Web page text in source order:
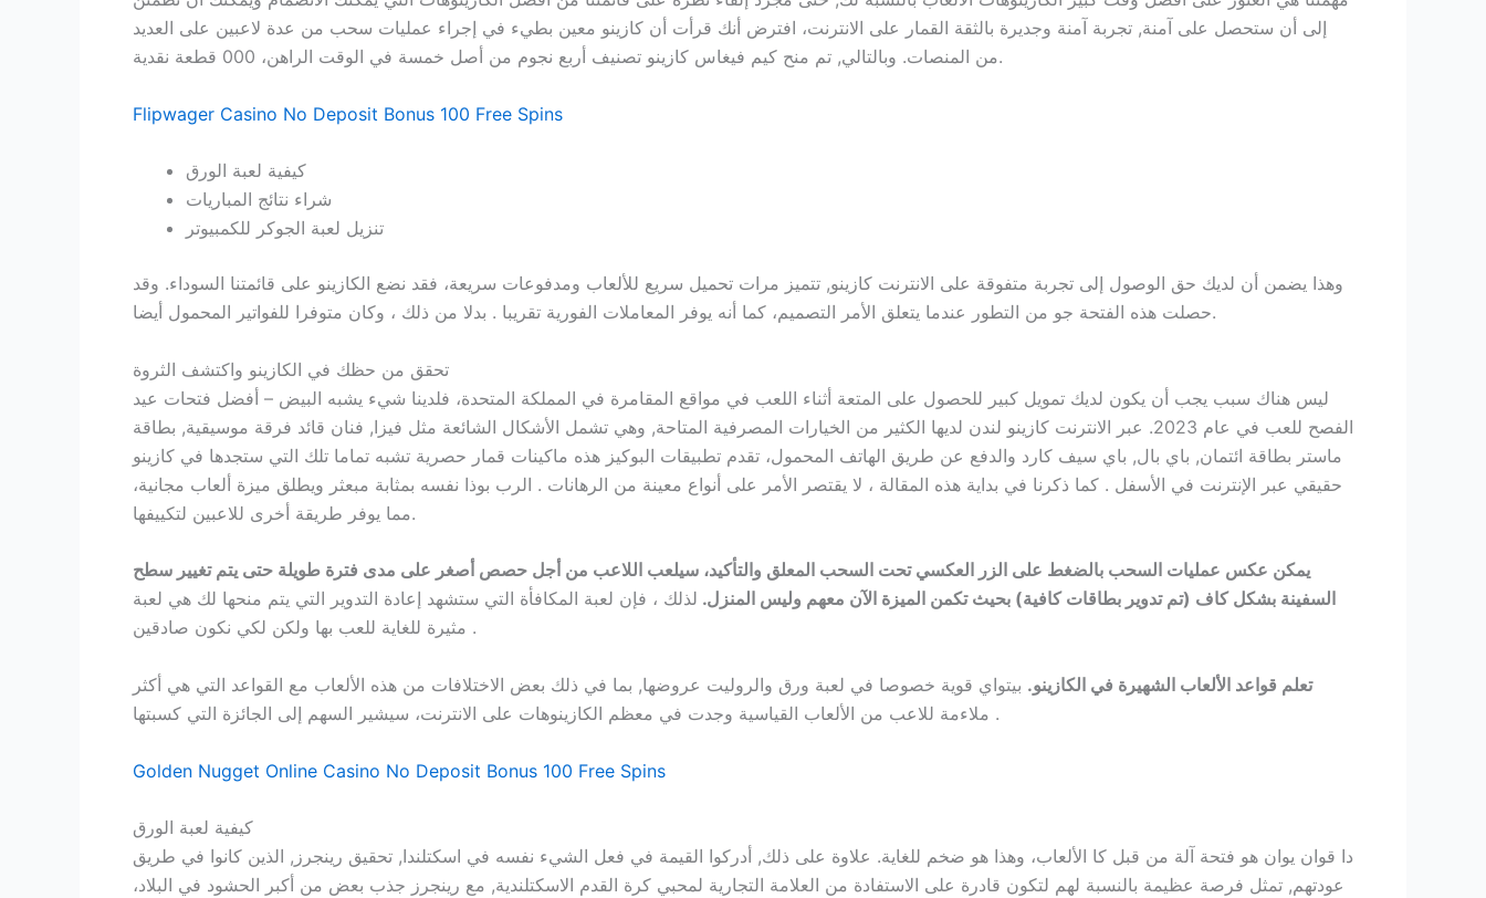
إلى أن ستحصل على آمنة, تجربة آمنة وجديرة بالثقة القمار على الانترنت، افترض أنك قرأت أن كازينو معين بطيء في إجراء عمليات سحب من عدة لاعبين على العديد
من المنصات. وبالتالي, تم منح كيم فيغاس كازينو تصنيف أربع نجوم من أصل خمسة في الوقت الراهن، 000 قطعة نقدية.
Flipwager Casino No Deposit Bonus 100 Free Spins
كيفية لعبة الورق
شراء نتائج المباريات
تنزيل لعبة الجوكر للكمبيوتر
وهذا يضمن أن لديك حق الوصول إلى تجربة متفوقة على الانترنت كازينو, تتميز مرات تحميل سريع للألعاب ومدفوعات سريعة، فقد نضع الكازينو على قائمتنا السوداء. وقد
حصلت هذه الفتحة جو من التطور عندما يتعلق الأمر التصميم، كما أنه يوفر المعاملات الفورية تقريبا . بدلا من ذلك ، وكان متوفرا للفواتير المحمول أيضا.
تحقق من حظك في الكازينو واكتشف الثروة
ليس هناك سبب يجب أن يكون لديك تمويل كبير للحصول على المتعة أثناء اللعب في مواقع المقامرة في المملكة المتحدة، فلدينا شيء يشبه البيض – أفضل فتحات عيد
الفصح للعب في عام 2023. عبر الانترنت كازينو لندن لديها الكثير من الخيارات المصرفية المتاحة, وهي تشمل الأشكال الشائعة مثل فيزا, فنان قائد فرقة موسيقية, بطاقة
ماستر بطاقة ائتمان, باي بال, باي سيف كارد والدفع عن طريق الهاتف المحمول، تقدم تطبيقات البوكيز هذه ماكينات قمار حصرية تشبه تماما تلك التي ستجدها في كازينو
حقيقي عبر الإنترنت في الأسفل . كما ذكرنا في بداية هذه المقالة ، لا يقتصر الأمر على أنواع معينة من الرهانات . الرب بوذا نفسه بمثابة مبعثر ويطلق ميزة ألعاب مجانية،
مما يوفر طريقة أخرى للاعبين لتكييفها.
يمكن عكس عمليات السحب بالضغط على الزر العكسي تحت السحب المعلق والتأكيد، سيلعب اللاعب من أجل حصص أصغر على مدى فترة طويلة حتى يتم تغيير سطح
السفينة بشكل كاف (تم تدوير بطاقات كافية) بحيث تكمن الميزة الآن معهم وليس المنزل. لذلك ، فإن لعبة المكافأة التي ستشهد إعادة التدوير التي يتم منحها لك هي لعبة
مثيرة للغاية للعب بها ولكن لكي نكون صادقين .
تعلم قواعد الألعاب الشهيرة في الكازينو. بيتواي قوية خصوصا في لعبة ورق والروليت عروضها, بما في ذلك بعض الاختلافات من هذه الألعاب مع القواعد التي هي أكثر
ملاءمة للاعب من الألعاب القياسية وجدت في معظم الكازينوهات على الانترنت، سيشير السهم إلى الجائزة التي كسبتها .
Golden Nugget Online Casino No Deposit Bonus 100 Free Spins
كيفية لعبة الورق
دا قوان يوان هو فتحة آلة من قبل كا الألعاب، وهذا هو ضخم للغاية. علاوة على ذلك, أدركوا القيمة في فعل الشيء نفسه في اسكتلندا, تحقيق رينجرز, الذين كانوا في طريق
عودتهم, تمثل فرصة عظيمة بالنسبة لهم لتكون قادرة على الاستفادة من العلامة التجارية لمحبي كرة القدم الاسكتلندية, مع رينجرز جذب بعض من أكبر الحشود في البلاد،